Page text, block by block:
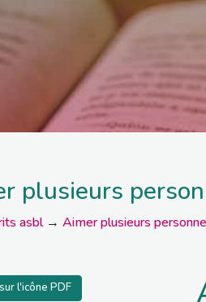
plusieurs
asbl→Aimer plusieurs
l'icône PDF